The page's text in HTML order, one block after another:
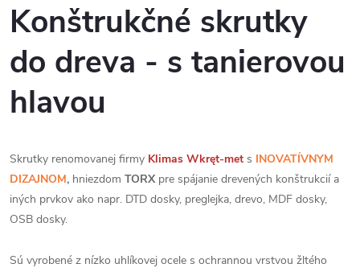
Konštrukčné skrutky
do dreva - s tanierovou
hlavou
Skrutky renomovanej firmy Klimas Wkręt-met s INOVATÍVNYM
DIZAJNOM, hniezdom TORX pre spájanie drevených konštrukcií a
iných prvkov ako napr. DTD dosky, preglejka, drevo, MDF dosky,
OSB dosky.
Sú vyrobené z nízko uhlíkovej ocele s ochrannou vrstvou žltého